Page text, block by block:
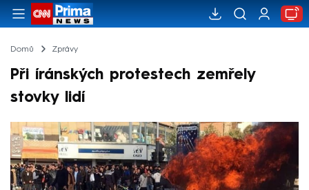
Domů Zprávy
Při íránských protestech zemřely
stovky lidí